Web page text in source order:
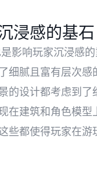
浸感的基石
影响玩家沉浸感
细腻且富有层次感
的设计都考虑到
在建筑和角色模
些都使得玩家在